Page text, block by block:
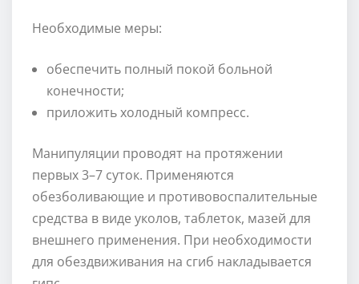
Необходимые меры:
обеспечить полный покой больной
конечности;
приложить холодный компресс.
Манипуляции проводят на протяжении
первых 3–7 суток. Применяются
обезболивающие и противовоспалительные
средства в виде уколов, таблеток, мазей для
внешнего применения. При необходимости
для обездвиживания на сгиб накладывается